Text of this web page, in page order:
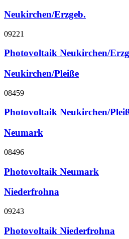
Neukirchen/Erzgeb.
09221
Photovoltaik Neukirchen/
Neukirchen/Pleiße
08459
Photovoltaik Neukirchen/
Neumark
08496
Photovoltaik Neumark
Niederfrohna
09243
Photovoltaik Niederfrohna